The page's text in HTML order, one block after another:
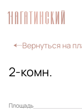
Вернуться на
Площадь
2-комн.